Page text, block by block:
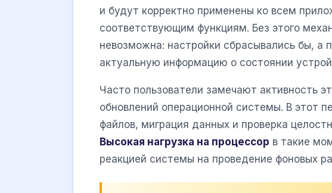
и будут корректно применены ко всем
соответствующим функциям. Без этого
невозможна: настройки сбрасывались бы, а
актуальную информацию о состоянии
Часто пользователи замечают активность
обновлений операционной системы. В этот
файлов, миграция данных и проверка
Высокая нагрузка на процессор в такие
реакцией системы на проведение фоновых